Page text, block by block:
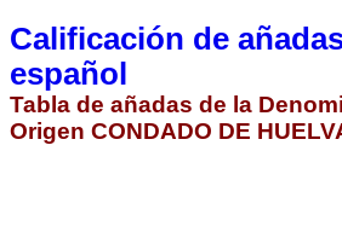
Calificación de
español
Tabla de añadas de la
Origen CONDADO DE